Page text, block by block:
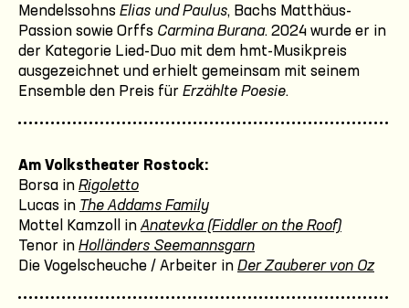
Mendelssohns Elias und Paulus, Bachs Matthäus-
Passion sowie Orffs Carmina Burana. 2024 wurde er in
der Kategorie Lied-Duo mit dem hmt-Musikpreis
ausgezeichnet und erhielt gemeinsam mit seinem
Ensemble den Preis für Erzählte Poesie.
Am Volkstheater Rostock:
Borsa in Rigoletto
Lucas in The Addams Family
Mottel Kamzoll in Anatevka (Fiddler on the Roof)
Tenor in Holländers Seemannsgarn
Die Vogelscheuche / Arbeiter in Der Zauberer von Oz